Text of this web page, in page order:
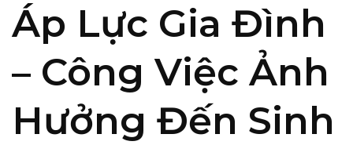
Áp Lực Gia Đình
– Công Việc Ảnh
Hưởng Đến Sinh